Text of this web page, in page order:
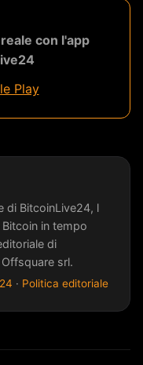
con l'app
Play
di BitcoinLive24, l
in tempo
di
srl.
· Politica editoriale